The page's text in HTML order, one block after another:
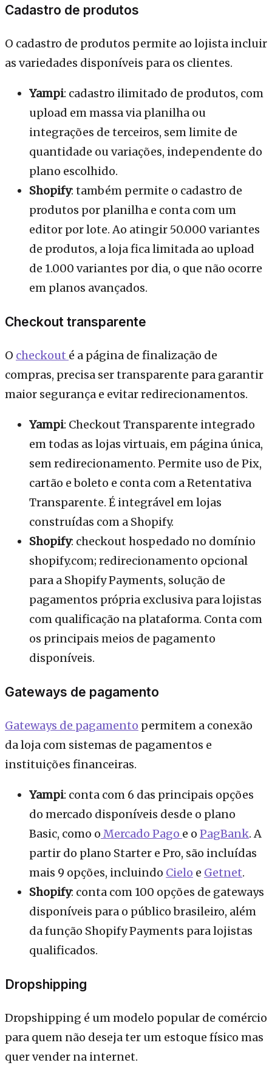
Cadastro de produtos
O cadastro de produtos permite ao lojista incluir
as variedades disponíveis para os clientes.
Yampi: cadastro ilimitado de produtos, com
upload em massa via planilha ou
integrações de terceiros, sem limite de
quantidade ou variações, independente do
plano escolhido.
Shopify: também permite o cadastro de
produtos por planilha e conta com um
editor por lote. Ao atingir 50.000 variantes
de produtos, a loja fica limitada ao upload
de 1.000 variantes por dia, o que não ocorre
em planos avançados.
Checkout transparente
O checkout é a página de finalização de
compras, precisa ser transparente para garantir
maior segurança e evitar redirecionamentos.
Yampi: Checkout Transparente integrado
em todas as lojas virtuais, em página única,
sem redirecionamento. Permite uso de Pix,
cartão e boleto e conta com a Retentativa
Transparente. É integrável em lojas
construídas com a Shopify.
Shopify: checkout hospedado no domínio
shopify.com; redirecionamento opcional
para a Shopify Payments, solução de
pagamentos própria exclusiva para lojistas
com qualificação na plataforma. Conta com
os principais meios de pagamento
disponíveis.
Gateways de pagamento
Gateways de pagamento permitem a conexão
da loja com sistemas de pagamentos e
instituições financeiras.
Yampi: conta com 6 das principais opções
do mercado disponíveis desde o plano
Basic, como o Mercado Pago e o PagBank. A
partir do plano Starter e Pro, são incluídas
mais 9 opções, incluindo Cielo e Getnet.
Shopify: conta com 100 opções de gateways
disponíveis para o público brasileiro, além
da função Shopify Payments para lojistas
qualificados.
Dropshipping
Dropshipping é um modelo popular de comércio
para quem não deseja ter um estoque físico mas
quer vender na internet.